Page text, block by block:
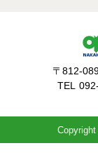
〒812-
TEL